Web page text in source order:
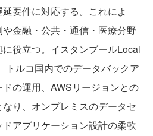
要件に対応する。これによ
金融・公共・通信・医療分野
役立つ。イスタンブールLocal
トルコ国内でのデータバックア
の運用、AWSリージョンとの
り、オンプレミスのデータセ
アプリケーション設計の柔軟